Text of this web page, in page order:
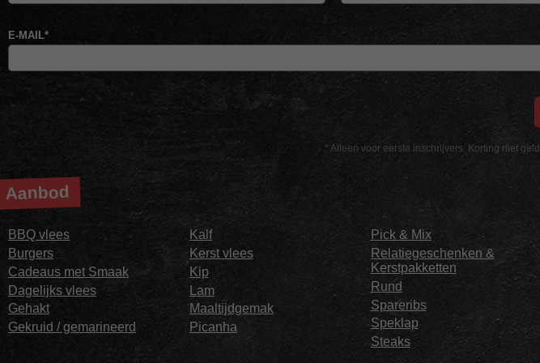
* Alleen voor eerste inschrijvers. Korting niet
E-MAIL*
Aanbod
BBQ vlees
Burgers
Cadeaus met Smaak
Dagelijks vlees
Gehakt
Gekruid / gemarineerd
Kalf
Kerst vlees
Kip
Lam
Maaltijdgemak
Picanha
Pick & Mix
Relatiegeschenken &
Kerstpakketten
Rund
Spareribs
Speklap
Steaks